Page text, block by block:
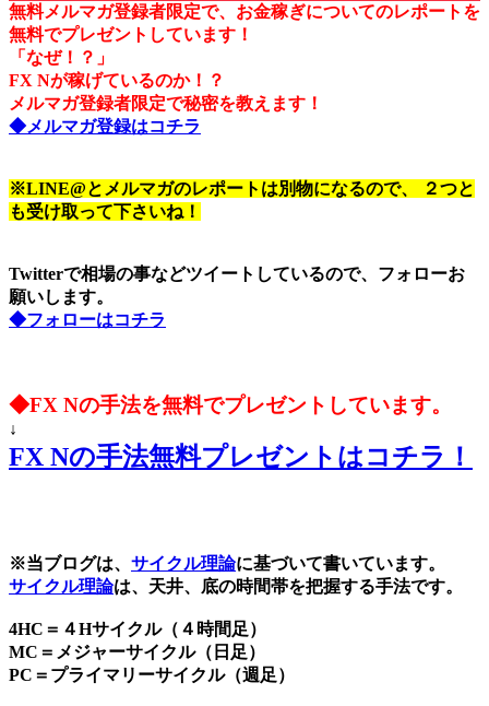
無料メルマガ登録者限定で、お金稼ぎについてのレポートを
無料でプレゼントしています！
「なぜ！？」
FX Nが稼げているのか！？
メルマガ登録者限定で秘密を教えます！
◆メルマガ登録はコチラ
※LINE@とメルマガのレポートは別物になるので、 ２つと
も受け取って下さいね！
Twitterで相場の事などツイートしているので、フォローお
願いします。
◆フォローはコチラ
◆FX Nの手法を無料でプレゼントしています。
↓
FX Nの手法無料プレゼントはコチラ！
※当ブログは、 サイクル理論に基づいて書いています。
サイクル理論は、天井、底の時間帯を把握する手法です。
4HC＝４Hサイクル（４時間足）
MC＝メジャーサイクル（日足）
PC＝プライマリーサイクル（週足）